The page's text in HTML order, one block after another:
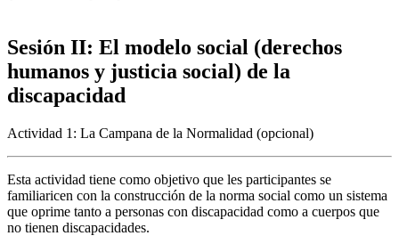
Sesión II: El modelo social (derechos
humanos y justicia social) de la
discapacidad
Actividad 1: La Campana de la Normalidad (opcional)
Esta actividad tiene como objetivo que les participantes se
familiaricen con la construcción de la norma social como un sistema
que oprime tanto a personas con discapacidad como a cuerpos que
no tienen discapacidades.